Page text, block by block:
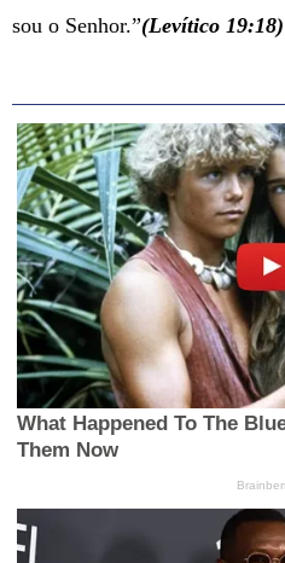
sou o Senhor.”(Levítico 19:18)